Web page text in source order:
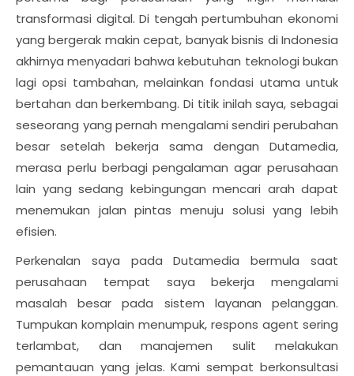
transformasi digital. Di tengah pertumbuhan ekonomi
yang bergerak makin cepat, banyak bisnis di Indonesia
akhirnya menyadari bahwa kebutuhan teknologi bukan
lagi opsi tambahan, melainkan fondasi utama untuk
bertahan dan berkembang. Di titik inilah saya, sebagai
seseorang yang pernah mengalami sendiri perubahan
besar setelah bekerja sama dengan Dutamedia,
merasa perlu berbagi pengalaman agar perusahaan
lain yang sedang kebingungan mencari arah dapat
menemukan jalan pintas menuju solusi yang lebih
efisien.
Perkenalan saya pada Dutamedia bermula saat
perusahaan tempat saya bekerja mengalami
masalah besar pada sistem layanan pelanggan.
Tumpukan komplain menumpuk, respons agent sering
terlambat, dan manajemen sulit melakukan
pemantauan yang jelas. Kami sempat berkonsultasi